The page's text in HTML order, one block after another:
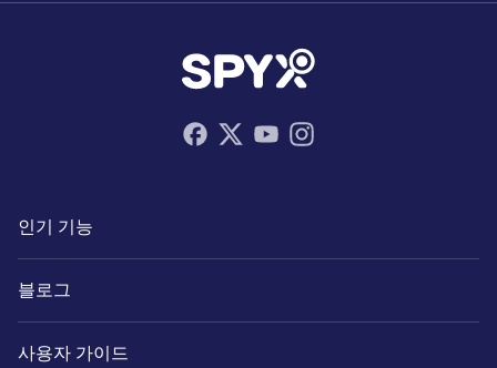
인기 기능
블로그
사용자 가이드